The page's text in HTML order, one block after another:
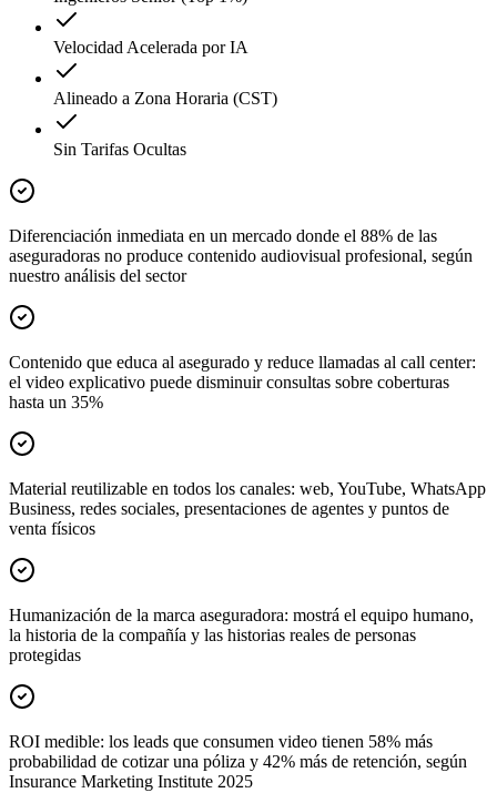
Velocidad Acelerada por IA
Alineado a Zona Horaria (CST)
Sin Tarifas Ocultas
Diferenciación inmediata en un mercado donde el 88% de las
aseguradoras no produce contenido audiovisual profesional, según
nuestro análisis del sector
Contenido que educa al asegurado y reduce llamadas al call center:
el video explicativo puede disminuir consultas sobre coberturas
hasta un 35%
Material reutilizable en todos los canales: web, YouTube, WhatsApp
Business, redes sociales, presentaciones de agentes y puntos de
venta físicos
Humanización de la marca aseguradora: mostrá el equipo humano,
la historia de la compañía y las historias reales de personas
protegidas
ROI medible: los leads que consumen video tienen 58% más
probabilidad de cotizar una póliza y 42% más de retención, según
Insurance Marketing Institute 2025